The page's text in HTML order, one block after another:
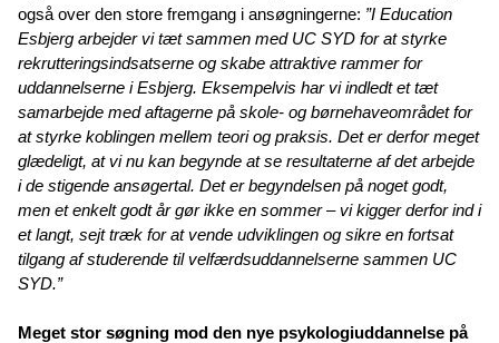
også over den store fremgang i ansøgningerne: ”I Education
Esbjerg arbejder vi tæt sammen med UC SYD for at styrke
rekrutteringsindsatserne og skabe attraktive rammer for
uddannelserne i Esbjerg. Eksempelvis har vi indledt et tæt
samarbejde med aftagerne på skole- og børnehaveområdet for
at styrke koblingen mellem teori og praksis. Det er derfor meget
glædeligt, at vi nu kan begynde at se resultaterne af det arbejde
i de stigende ansøgertal. Det er begyndelsen på noget godt,
men et enkelt godt år gør ikke en sommer – vi kigger derfor ind i
et langt, sejt træk for at vende udviklingen og sikre en fortsat
tilgang af studerende til velfærdsuddannelserne sammen UC
SYD.”
Meget stor søgning mod den nye psykologiuddannelse på